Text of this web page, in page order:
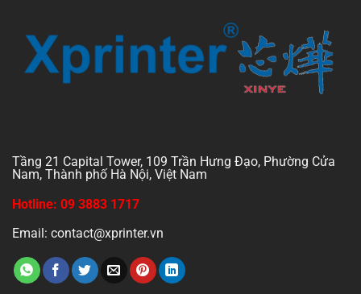
Tầng 21 Capital Tower, 109 Trần Hưng Đạo, Phường Cửa
Nam, Thành phố Hà Nội, Việt Nam
Hotline: 09 3883 1717
Email: contact@xprinter.vn